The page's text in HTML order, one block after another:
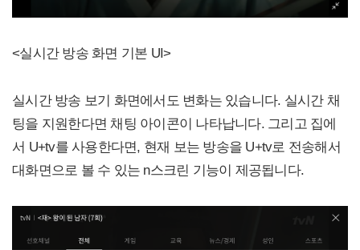
<실시간 방송 화면 기본 UI>
실시간 방송 보기 화면에서도 변화는 있습니다. 실시간 채
팅을 지원한다면 채팅 아이콘이 나타납니다. 그리고 집에
서 U+tv를 사용한다면, 현재 보는 방송을 U+tv로 전송해서
대화면으로 볼 수 있는 n스크린 기능이 제공됩니다.